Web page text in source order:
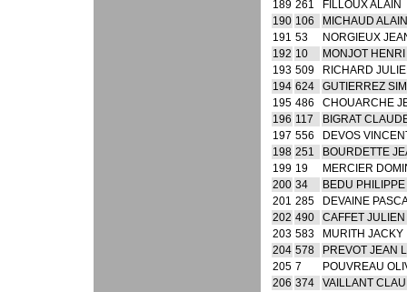
189 261
FILLOUX ALAIN
190 106
MICHAUD ALAIN
191 53
NORGIEUX
192 10
MONJOT HENRI
193 509
RICHARD
194 624
GUTIERREZ
195 486
CHOUARCHE
196 117
BIGRAT
197 556
DEVOS
198 251
BOURDETTE
199 19
MERCIER
200 34
BEDU PHILIPPE
201 285
DEVAINE
202 490
CAFFET JULIEN
203 583
MURITH JACKY
204 578
PREVOT JEAN
205 7
POUVREAU
206 374
VAILLANT